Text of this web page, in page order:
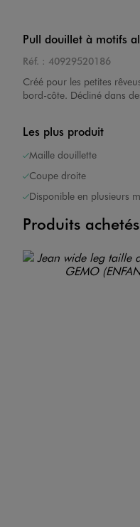
Pull douillet à motifs
Réf. : 40929520186
Créé pour les petites
bord-côte. Décliné dans
Les plus produit
Maille douillette
Coupe droite
Disponible en plusieurs
Produits